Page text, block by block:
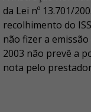
da Lei nº 13.701/
recolhimento do
não fizer a
2003 não prevê a
nota pelo